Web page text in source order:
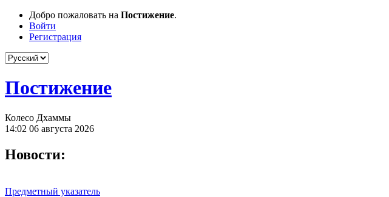
Добро пожаловать на Постижение.
Войти
Регистрация
Постижение
Колесо Дхаммы
14:02 06 августа 2026
Новости:
Предметный указатель